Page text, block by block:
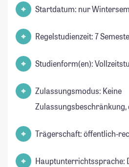
Startdatum: nur
Regelstudienzeit: 7
Studienform(en):
Zulassungsmodus: Keine
Zulassungsbeschränkung,
Trägerschaft: öffentlich-
Hauptunterrichtssprache: